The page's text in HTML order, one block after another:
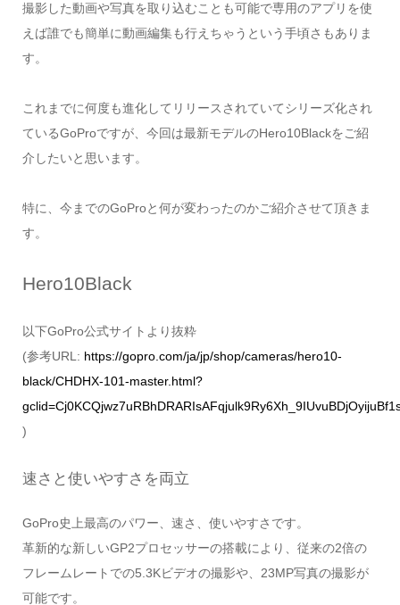
撮影した動画や写真を取り込むことも可能で専用のアプリを使
えば誰でも簡単に動画編集も行えちゃうという手頃さもありま
す。
これまでに何度も進化してリリースされていてシリーズ化され
ているGoProですが、今回は最新モデルのHero10Blackをご紹
介したいと思います。
特に、今までのGoProと何が変わったのかご紹介させて頂きま
す。
Hero10Black
以下GoPro公式サイトより抜粋
(参考URL: https://gopro.com/ja/jp/shop/cameras/hero10-
black/CHDHX-101-master.html?
)
速さと使いやすさを両立
GoPro史上最高のパワー、速さ、使いやすさです。
革新的な新しいGP2プロセッサーの搭載により、従来の2倍の
フレームレートでの5.3Kビデオの撮影や、23MP写真の撮影が
可能です。